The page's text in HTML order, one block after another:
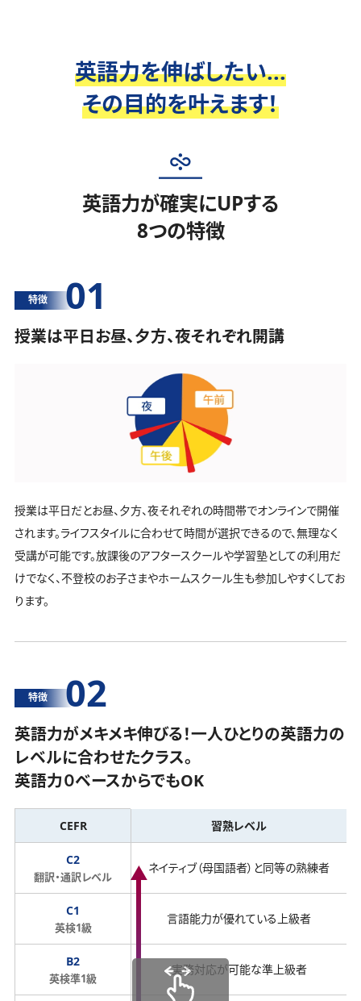
英語力を伸ばしたい...
その目的を叶えます！
英語力が確実にUPする
8つの特徴
特徴 01
授業は平日お昼、夕方、夜それぞれ開講
授業は平日だとお昼、夕方、夜それぞれの時間帯でオンラインで開催
されます。ライフスタイルに合わせて時間が選択できるので、無理なく
受講が可能です。放課後のアフタースクールや学習塾としての利用だ
けでなく、不登校のお子さまやホームスクール生も参加しやすくしてお
ります。
特徴 02
英語力がメキメキ伸びる！一人ひとりの英語力の
レベルに合わせたクラス。
英語力０ベースからでもOK
CEFR 習熟レベル
C2
翻訳・通訳レベル
ネイティブ（母国語者）と同等の熟練者
C1
英検1級
言語能力が優れている上級者
B2
英検準1級
実務対応が可能な準上級者